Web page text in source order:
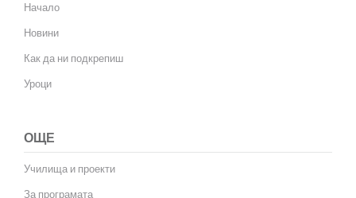
Начало
Новини
Как да ни подкрепиш
Уроци
ОЩЕ
Училища и проекти
За програмата